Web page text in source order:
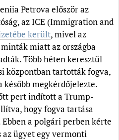
Petrova először az
az ICE (Immigration and
került, mivel az
miatt az országba
Több héten keresztül
központban tartották fogva,
később megkérdőjelezte.
pert indított a Trump-
hogy fogva tartása
a polgári perben kérte
az ügyet egy vermonti